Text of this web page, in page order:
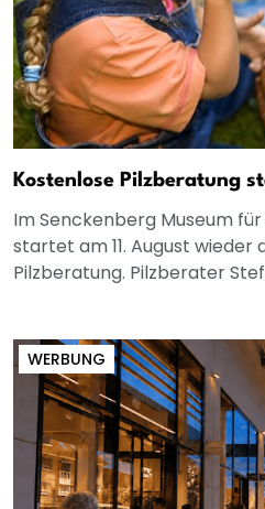
Kostenlose Pilzberatung
Im Senckenberg Museum
startet am 11. August wieder
Pilzberatung. Pilzberater
WERBUNG